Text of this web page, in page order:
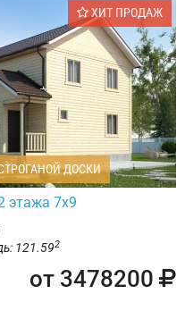
ХИТ ПРОДАЖ
ДОСКИ
этажа 7х9
121.592
от 3478200